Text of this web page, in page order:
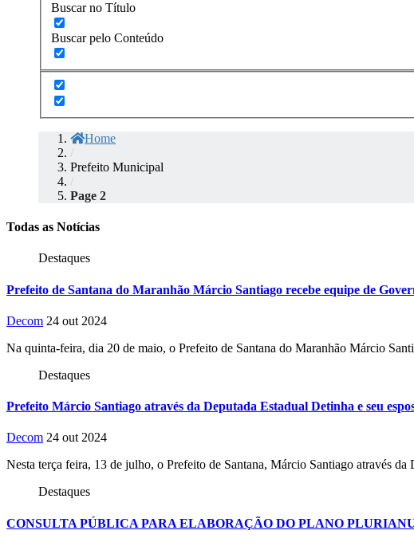
Buscar no Título
Buscar pelo Conteúdo
Home
/
Prefeito Municipal
/
Page 2
Todas as Notícias
Destaques
Prefeito de Santana do Maranhão Márcio Santiago recebe equipe de
Decom 24 out 2024
Na quinta-feira, dia 20 de maio, o Prefeito de Santana do Maranhão Márcio
Destaques
Prefeito Márcio Santiago através da Deputada Estadual Detinha e seu
Decom 24 out 2024
Nesta terça feira, 13 de julho, o Prefeito de Santana, Márcio Santiago através
Destaques
CONSULTA PÚBLICA PARA ELABORAÇÃO DO PLANO